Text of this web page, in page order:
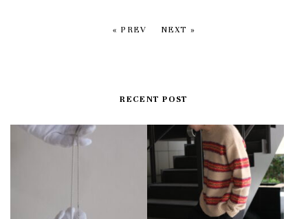
« PREV NEXT »
RECENT POST